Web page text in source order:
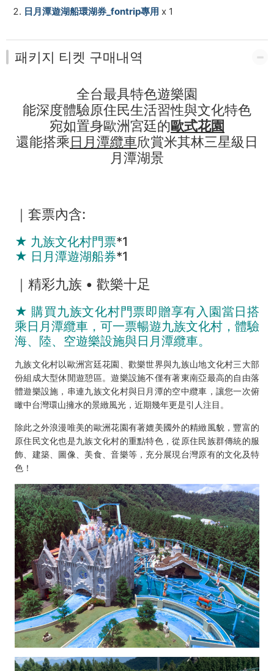
日月潭遊湖船環湖券_fontrip專用 x 1
패키지 티켓 구매내역
全台最具特色遊樂園
能深度體驗原住民生活習性與文化特色
宛如置身歐洲宮廷的歐式花園
還能搭乘日月潭纜車欣賞米其林三星級日
月潭湖景
｜套票內含:
★ 九族文化村門票*1
★ 日月潭遊湖船券*1
｜精彩九族 • 歡樂十足
★ 購買九族文化村門票即贈享有入園當日搭
乘日月潭纜車，可一票暢遊九族文化村，體驗
海、陸、空遊樂設施與日月潭纜車。
九族文化村以歐洲宮廷花園、歡樂世界與九族山地文化村三大部
份組成大型休閒遊憩區。遊樂設施不僅有著東南亞最高的自由落
體遊樂設施，串連九族文化村與日月潭的空中纜車，讓您一次俯
瞰中台灣環山擁水的景緻風光，近期幾年更是引人注目。
除此之外浪漫唯美的歐洲花園有著媲美國外的精緻風貌，豐富的
原住民文化也是九族文化村的重點特色，從原住民族群傳統的服
飾、建築、圖像、美食、音樂等，充分展現台灣原有的文化及特
色！